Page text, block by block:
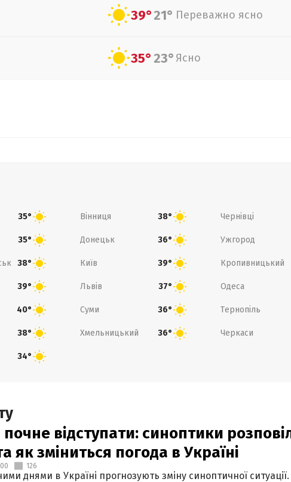
39°21° Переважно ясно
35°23° Ясно
35° Вінниця 38° Чернівці
35° Донецьк 36° Ужгород
38° Київ 39° Кропивницький
39° Львів 37° Одеса
40° Суми 36° Тернопіль
38° Хмельницький 36° Черкаси
34°
відступати: синоптики
як зміниться погода в Україні
126
днями в Україні прогнозують зміну синоптичної ситуації.